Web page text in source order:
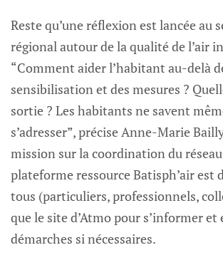
Reste qu’une réflexion est lancée au
régional autour de la qualité de l’air
“Comment aider l’habitant au-delà
sensibilisation et des mesures ?
sortie ? Les habitants ne savent
s’adresser”, précise Anne-Marie
mission sur la coordination du
plateforme ressource Batisph’air est
tous (particuliers, professionnels,
que le site d’Atmo pour s’informer et
démarches si nécessaires.